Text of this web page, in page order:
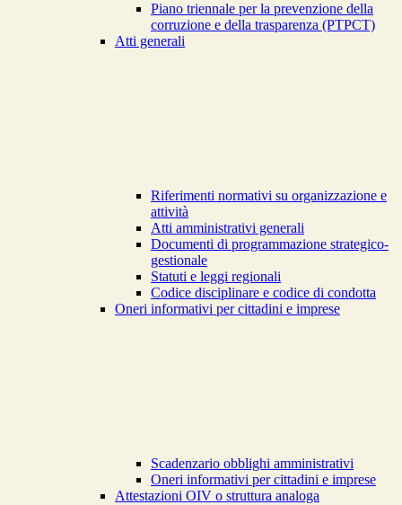
Piano triennale per la prevenzione della
corruzione e della trasparenza (PTPCT)
Atti generali
Riferimenti normativi su organizzazione e
attività
Atti amministrativi generali
Documenti di programmazione strategico-
gestionale
Statuti e leggi regionali
Codice disciplinare e codice di condotta
Oneri informativi per cittadini e imprese
Scadenzario obblighi amministrativi
Oneri informativi per cittadini e imprese
Attestazioni OIV o struttura analoga